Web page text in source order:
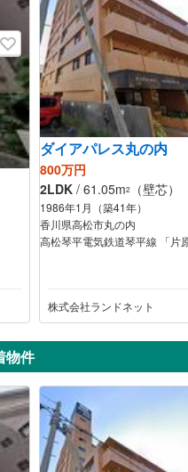
ンション徳島南佐古
南佐古六番町
イツ新町
東新町2丁目
新浜町1丁目
島1丁目
ィ南末広一番館
ダイアパレス丸の内
800万円
2LDK / 61.05m2 （壁芯）
1986年1月（築41年）
香川県高松市丸の内
高松琴平電気鉄道琴平線 「片
株式会社ランドネット
物件